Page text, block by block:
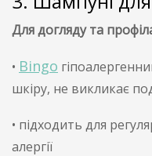
Для догляду та
• Bingo
шкіру, не викликає
• підходить для
алергії